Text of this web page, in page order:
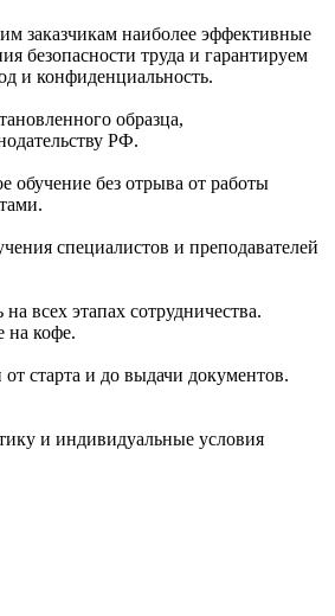
заказчикам наиболее эффективные
безопасности труда и гарантируем
и конфиденциальность.
образца,
РФ.
обучение без отрыва от работы
специалистов и преподавателей
всех этапах сотрудничества.
на кофе.
старта и до выдачи документов.
и индивидуальные условия